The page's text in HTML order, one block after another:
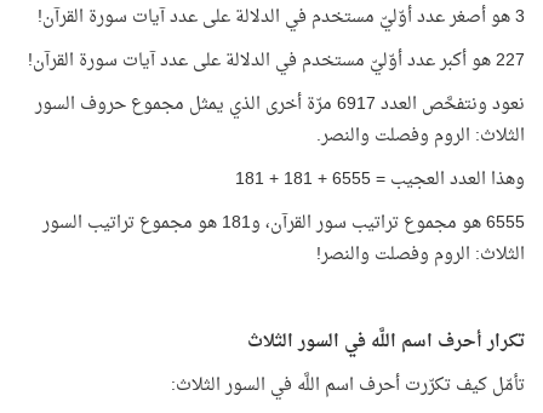
3 هو أصغر عدد أوّليّ مستخدم في الدلالة على عدد آيات سورة القرآن!
227 هو أكبر عدد أوّليّ مستخدم في الدلالة على عدد آيات سورة القرآن!
نعود ونتفحَّص العدد 6917 مرّة أخرى الذي يمثل مجموع حروف السور
الثلاث: الروم وفصلت والنصر.
وهذا العدد العجيب = 6555 + 181 + 181
6555 هو مجموع تراتيب سور القرآن، و181 هو مجموع تراتيب السور
الثلاث: الروم وفصلت والنصر!
تكرار أحرف اسم اللَّه في السور الثلاث
تأمّل كيف تكرّرت أحرف اسم اللَّه في السور الثلاث: